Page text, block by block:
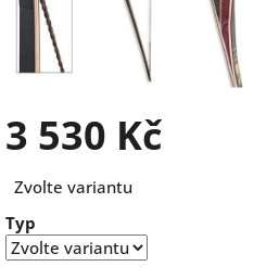
3 530 Kč
cena:
Zvolte variantu
Typ